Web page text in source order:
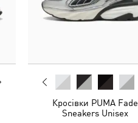
Кросівки PUMA Fade
Sneakers Unisex